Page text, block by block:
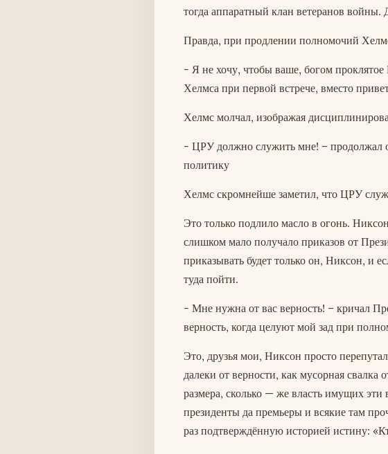
тогда аппаратный клан ветеранов
Правда, при продлении полномочий
- Я не хочу, чтобы ваше, богом
Хелмса при первой встрече, вместо
Хелмс молчал, изображая
- ЦРУ должно служить мне! – продолжал
политику
Хелмс скромнейше заметил, что ЦРУ
Это только подлило масло в огонь.
слишком мало получало приказов от
приказывать будет только он, Никсон, и
туда пойти.
- Мне нужна от вас верность! – кричал
верность, когда целуют мой зад при
Это, друзья мои, Никсон просто
далеки от верности, как мусорная
размера, сколько — же власть имущих
президенты да премьеры и всякие там
раз подтверждённую историей истину: